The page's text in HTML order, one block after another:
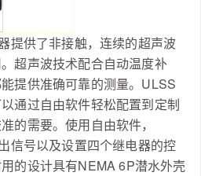
提供了非接触，连续的超声波
超声波技术配合自动温度补
提供准确可靠的测量。ULSS
通过自由软件轻松配置到定制
的需要。使用自由软件，
信号以及设置四个继电器的控
的设计具有NEMA 6P潜水外壳